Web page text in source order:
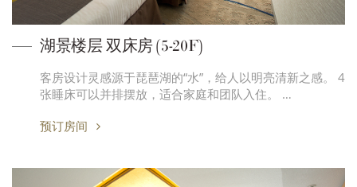
湖景楼层 双床房 (5-20F)
客房设计灵感源于琵琶湖的“水”，给人以明亮清新之感。 4
张睡床可以并排摆放，适合家庭和团队入住。 …
预订房间